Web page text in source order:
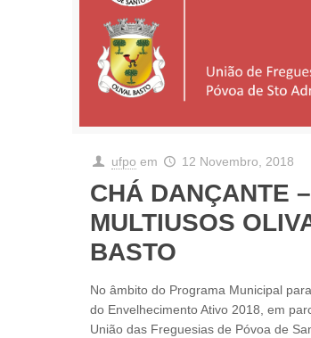
ufpo em 12 Novembro, 2018
CHÁ DANÇANTE –
MULTIUSOS
BASTO
No âmbito do Programa Municipal
do Envelhecimento Ativo 2018, em
União das Freguesias de Póvoa de